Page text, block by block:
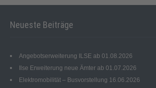
Neueste Beiträge
Angebotserweiterung ILSE ab 01.08.2026
Ilse Erweiterung neue Ämter ab 01.07.2026
Elektromobilität – Busvorstellung 16.06.2026